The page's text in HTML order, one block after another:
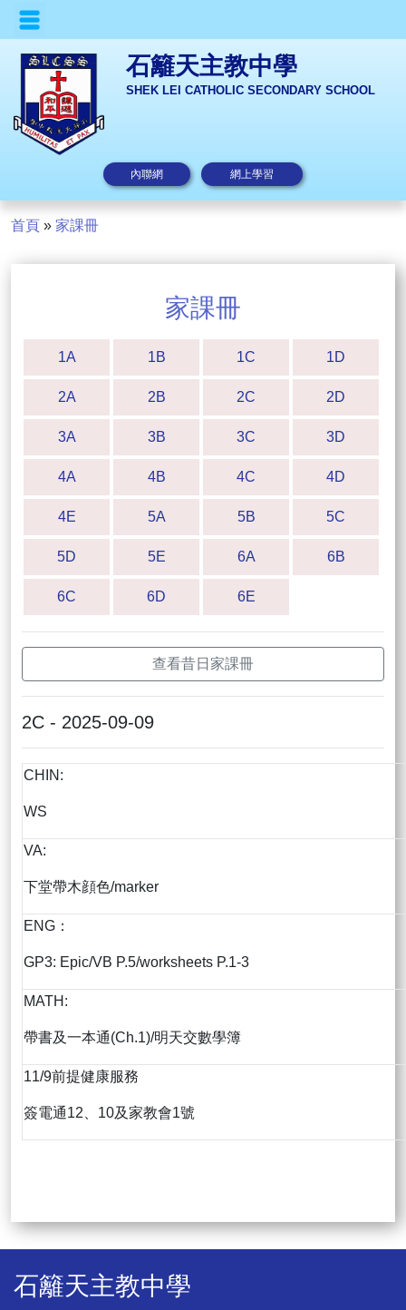
石籬天主教中學
SHEK LEI CATHOLIC SECONDARY SCHOOL
內聯網 網上學習
首頁 » 家課冊
家課冊
1A 1B 1C 1D
2A 2B 2C 2D
3A 3B 3C 3D
4A 4B 4C 4D
4E 5A 5B 5C
5D 5E 6A 6B
6C 6D 6E
查看昔日家課冊
2C - 2025-09-09
CHIN:
WS
VA:
下堂帶木顔色/marker
ENG：
GP3: Epic/VB P.5/worksheets P.1-3
MATH:
帶書及一本通(Ch.1)/明天交數學簿
11/9前提健康服務
簽電通12、10及家教會1號
石籬天主教中學